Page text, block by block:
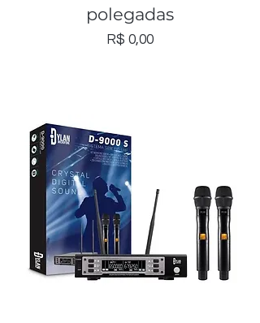
polegadas
Preço
R$ 0,00